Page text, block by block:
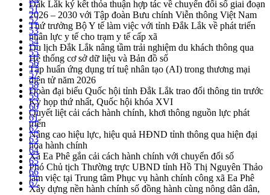
Đắk Lắk ký kết thỏa thuận hợp tác về chuyển đổi số giai đoạn
2026 – 2030 với Tập đoàn Bưu chính Viễn thông Việt Nam
Thứ trưởng Bộ Y tế làm việc với tỉnh Đắk Lắk về phát triển
nhân lực y tế cho trạm y tế cấp xã
Du lịch Đắk Lắk nâng tầm trải nghiệm du khách thông qua
Hệ thống cơ sở dữ liệu và Bản đồ số
Tập huấn ứng dụng trí tuệ nhân tạo (AI) trong thương mại
điện tử năm 2026
Đoàn đại biểu Quốc hội tỉnh Đắk Lắk trao đổi thông tin trước
Kỳ họp thứ nhất, Quốc hội khóa XVI
Quyết liệt cải cách hành chính, khơi thông nguồn lực phát
triển
Nâng cao hiệu lực, hiệu quả HĐND tỉnh thông qua hiện đại
hóa hành chính
Xã Ea Phê gắn cải cách hành chính với chuyển đổi số
Phó Chủ tịch Thường trực UBND tỉnh Hồ Thị Nguyên Thảo
làm việc tại Trung tâm Phục vụ hành chính công xã Ea Phê
Xây dựng nền hành chính số đồng hành cùng nông dân dân,
51
52
53
54
55
56
57
58
59
60
61
62
63
64
65
66
67